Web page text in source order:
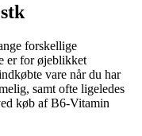
forskellige
er for øjeblikket
vare når du har
samt ofte ligeledes
køb af B6-Vitamin